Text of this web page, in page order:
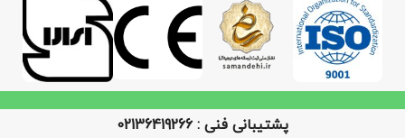
پشتیبانی فنی : 02136419266